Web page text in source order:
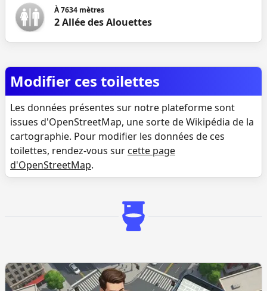
À7634 mètres
2 Allée des Alouettes
Modifier ces toilettes
Les données présentes sur notre plateforme sont
issues d'OpenStreetMap, une sorte de Wikipédia de la
cartographie. Pour modifier les données de ces
toilettes, rendez-vous sur cette page
d'OpenStreetMap.